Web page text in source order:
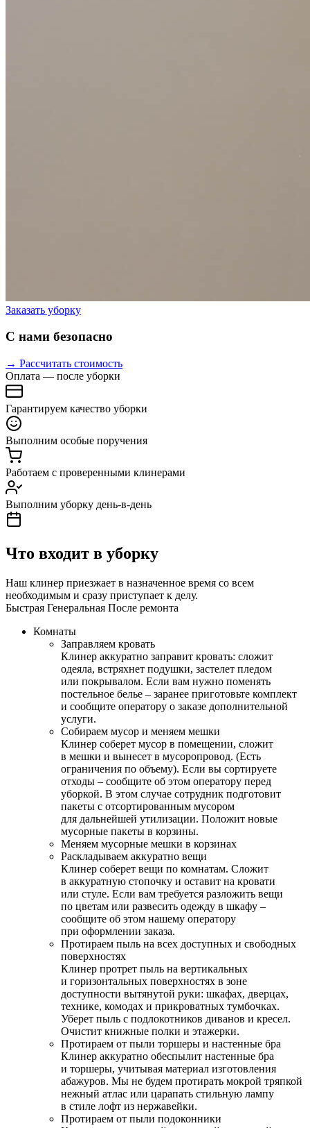
Заказать уборку
С нами безопасно
→ Рассчитать стоимость
Оплата — после уборки
Гарантируем качество уборки
Выполним особые поручения
Работаем с проверенными клинерами
Выполним уборку день-в-день
Что входит в уборку
Наш клинер приезжает в назначенное время со всем
необходимым и сразу приступает к делу.
Быстрая Генеральная После ремонта
Комнаты
Заправляем кровать
Клинер аккуратно заправит кровать: сложит
одеяла, встряхнет подушки, застелет пледом
или покрывалом. Если вам нужно поменять
постельное белье – заранее приготовьте комплект
и сообщите оператору о заказе дополнительной
услуги.
Собираем мусор и меняем мешки
Клинер соберет мусор в помещении, сложит
в мешки и вынесет в мусоропровод. (Есть
ограничения по объему). Если вы сортируете
отходы – сообщите об этом оператору перед
уборкой. В этом случае сотрудник подготовит
пакеты с отсортированным мусором
для дальнейшей утилизации. Положит новые
мусорные пакеты в корзины.
Меняем мусорные мешки в корзинах
Раскладываем аккуратно вещи
Клинер соберет вещи по комнатам. Сложит
в аккуратную стопочку и оставит на кровати
или стуле. Если вам требуется разложить вещи
по цветам или развесить одежду в шкафу –
сообщите об этом нашему оператору
при оформлении заказа.
Протираем пыль на всех доступных и свободных
поверхностях
Клинер протрет пыль на вертикальных
и горизонтальных поверхностях в зоне
доступности вытянутой руки: шкафах, дверцах,
технике, комодах и прикроватных тумбочках.
Уберет пыль с подлокотников диванов и кресел.
Очистит книжные полки и этажерки.
Протираем от пыли торшеры и настенные бра
Клинер аккуратно обеспылит настенные бра
и торшеры, учитывая материал изготовления
абажуров. Мы не будем протирать мокрой тряпкой
нежный атлас или царапать стильную лампу
в стиле лофт из нержавейки.
Протираем от пыли подоконники